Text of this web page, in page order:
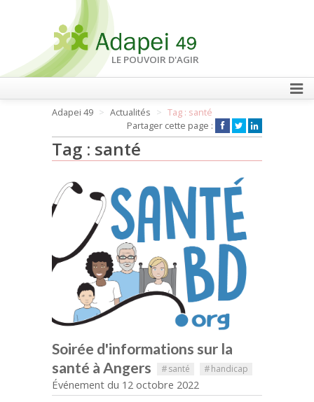
LE POUVOIR D'AGIR
FAIRE UN DON
Adapei 49 Actualités
Tag : santé
Partager cette page :
Tag : santé
Soirée d'informations sur la
santé à Angers
#santé #handicap
Événement du 12 octobre 2022